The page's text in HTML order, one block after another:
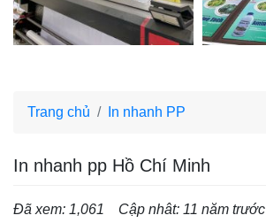
Trang chủ In nhanh PP
In nhanh pp Hồ Chí Minh
Đã xem: 1,061
Cập nhât: 11 năm trước